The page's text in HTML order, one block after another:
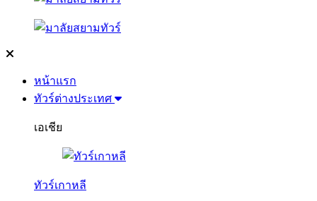
หน้าแรก
ทัวร์ต่างประเทศ
เอเชีย
ทัวร์เกาหลี